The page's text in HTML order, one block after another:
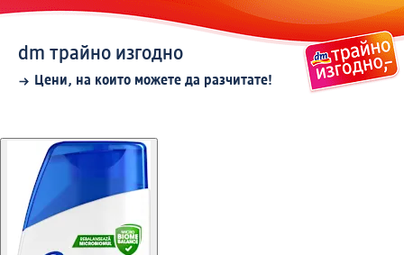
dm трайно изгодно
Цени, на които можете да разчитате!